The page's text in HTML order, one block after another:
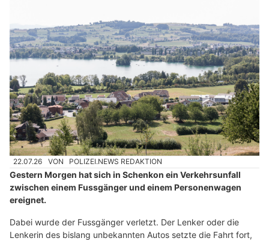
22.07.26 VON POLIZEI.NEWS REDAKTION
Gestern Morgen hat sich in Schenkon ein Verkehrsunfall
zwischen einem Fussgänger und einem Personenwagen
ereignet.
Dabei wurde der Fussgänger verletzt. Der Lenker oder die
Lenkerin des bislang unbekannten Autos setzte die Fahrt fort,